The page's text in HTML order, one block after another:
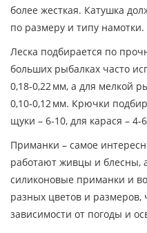
более жесткая. Катушка
по размеру и типу намотки.
Леска подбирается по
больших рыбалках часто
0,18‑0,22 мм, а для мелкой
0,10‑0,12 мм. Крючки
щуки – 6‑10, для карася –
Приманки – самое
работают живцы и блесны,
силиконовые приманки и
разных цветов и
зависимости от погоды и